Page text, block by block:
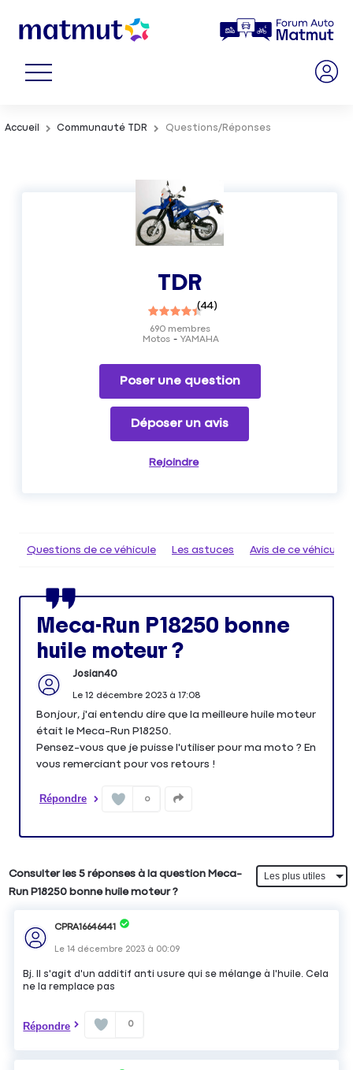
Accueil Communauté TDR Questions/Réponses
TDR
(44)
Motos YAMAHA
690membres
Poser une question
Déposer un avis
Rejoindre
Questions de ce véhicule Les astuces Avis de ce véhicule
Meca-Run P18250 bonne
huile moteur ?
Josian40
Le 12 décembre 2023à 17:08
Bonjour, j'ai entendu dire que la meilleure huile moteur
était le Meca-Run P18250.
Pensez-vous que je puisse l'utiliser pour ma moto ? En
vous remerciant pour vos retours !
Répondre 0
Consulter les 5 réponses à la question Meca-
Run P18250 bonne huile moteur ?
CPRA16646441
Le14 décembre 2023 à 00:09
Bj. Il s'agit d'un additif anti usure qui se mélange à l'huile. Cela
ne la remplace pas
Répondre 0